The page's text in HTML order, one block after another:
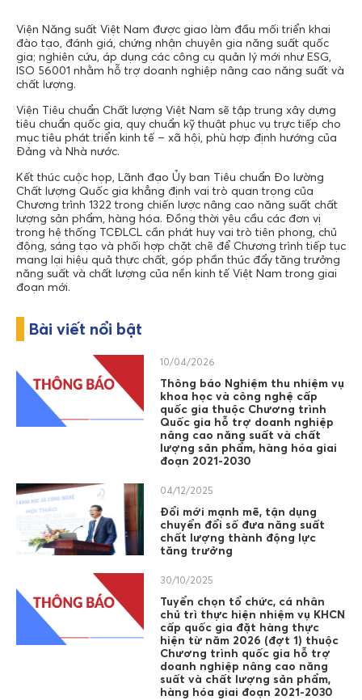
Viện Năng suất Việt Nam được giao làm đầu mối triển khai
đào tạo, đánh giá, chứng nhận chuyên gia năng suất quốc
gia; nghiên cứu, áp dụng các công cụ quản lý mới như ESG,
ISO 56001 nhằm hỗ trợ doanh nghiệp nâng cao năng suất và
chất lượng.
Viện Tiêu chuẩn Chất lượng Việt Nam sẽ tập trung xây dựng
tiêu chuẩn quốc gia, quy chuẩn kỹ thuật phục vụ trực tiếp cho
mục tiêu phát triển kinh tế – xã hội, phù hợp định hướng của
Đảng và Nhà nước.
Kết thúc cuộc họp, Lãnh đạo Ủy ban Tiêu chuẩn Đo lường
Chất lượng Quốc gia khẳng định vai trò quan trọng của
Chương trình 1322 trong chiến lược nâng cao năng suất chất
lượng sản phẩm, hàng hóa. Đồng thời yêu cầu các đơn vị
trong hệ thống TCĐLCL cần phát huy vai trò tiên phong, chủ
động, sáng tạo và phối hợp chặt chẽ để Chương trình tiếp tục
mang lại hiệu quả thực chất, góp phần thúc đẩy tăng trưởng
năng suất và chất lượng của nền kinh tế Việt Nam trong giai
đoạn mới.
Bài viết nổi bật
10/04/2026
Thông báo Nghiệm thu nhiệm vụ
khoa học và công nghệ cấp
quốc gia thuộc Chương trình
Quốc gia hỗ trợ doanh nghiệp
nâng cao năng suất và chất
lượng sản phẩm, hàng hóa giai
đoạn 2021-2030
04/12/2025
Đổi mới mạnh mẽ, tận dụng
chuyển đổi số đưa năng suất
chất lượng thành động lực
tăng trưởng
30/10/2025
Tuyển chọn tổ chức, cá nhân
chủ trì thực hiện nhiệm vụ KHCN
cấp quốc gia đặt hàng thực
hiện từ năm 2026 (đợt 1) thuộc
Chương trình quốc gia hỗ trợ
doanh nghiệp nâng cao năng
suất và chất lượng sản phẩm,
hàng hóa giai đoạn 2021-2030